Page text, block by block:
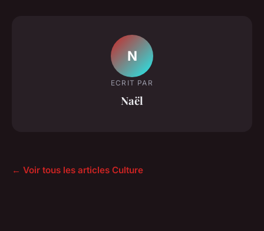
N
ECRIT PAR
Naël
← Voir tous les articles Culture